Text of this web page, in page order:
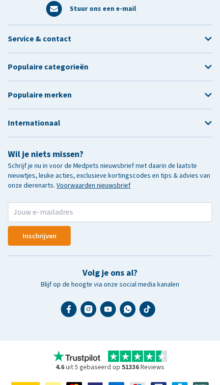
Stuur ons een e-mail
Wil je niets missen?
Schrijf je nu in voor de Medpets nieuwsbrief met daarin de laatste
nieuwtjes, leuke acties, exclusieve kortingscodes en tips & advies van
onze dierenarts. Voorwaarden nieuwsbrief
Inschrijven
Volg je ons al?
Blijf op de hoogte via onze social media kanalen
Service & contact
Populaire categorieën
Populaire merken
Internationaal
4.6uit 5 gebaseerd op 51336Reviews